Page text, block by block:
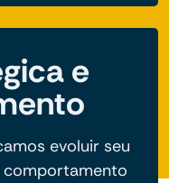
e
evoluir seu
comportamento